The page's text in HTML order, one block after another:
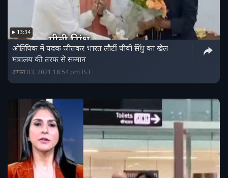
13:34
ओलिंपिक में पदक जीतकर भारत लौटीं पीवी सिंधु का खेल
मंत्रालय की तरफ से सम्मान
अगस्त 03, 2021 18:54 pm IST